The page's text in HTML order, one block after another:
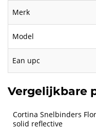
Merk
Model
Ean upc
Vergelijkbare
Cortina Snelbinders
solid reflective